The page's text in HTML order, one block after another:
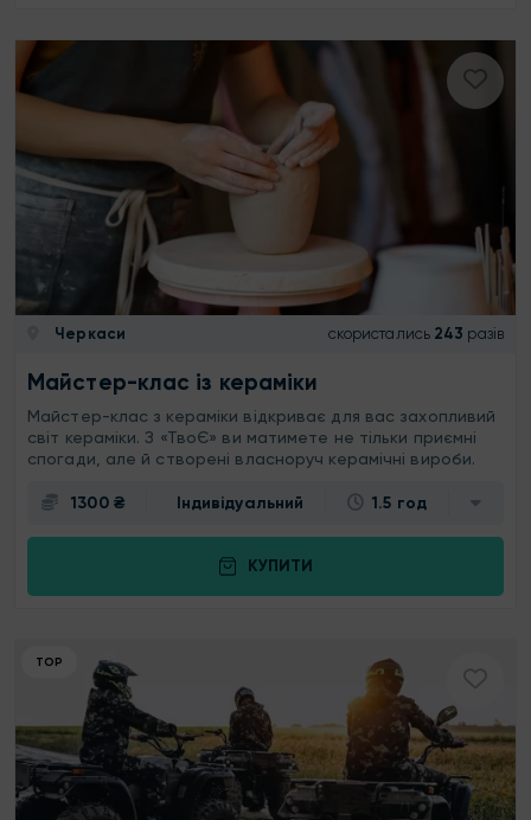
Черкаси скористались 243 разів
Майстер-клас із кераміки
Майстер-клас з кераміки відкриває для вас захопливий
світ кераміки. З «ТвоЄ» ви матимете не тільки приємні
спогади, але й створені власноруч керамічні вироби.
1300 ₴ Індивідуальний 1.5 год
КУПИТИ
ТОР